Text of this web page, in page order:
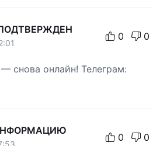
0 0
онлайн! Телеграм:
0 0